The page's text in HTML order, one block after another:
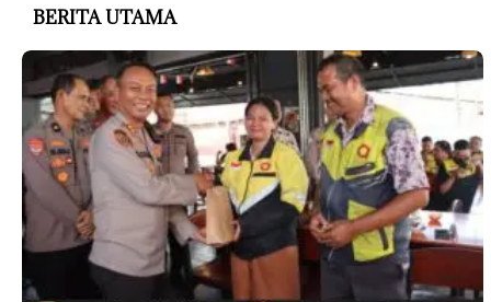
BERITA UTAMA